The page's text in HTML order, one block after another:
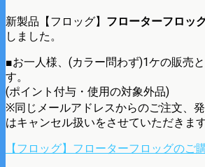
新製品【フロッグ】 フローターフロッ
しました。
■お一人様、(カラー問わず)1ケの販売
す。
(ポイント付与・使用の対象外品)
※同じメールアドレスからのご注文、
はキャンセル扱いをさせていただきます
【フロッグ】フローターフロッグのご